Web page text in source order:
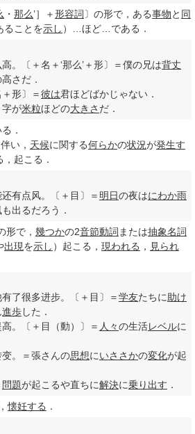
・ 那么’］＋形容詞〕の形で，ある事物と 同
ることを示し ）…ほど…である．
。〔＋名＋‘那么’＋形〕＝僕の兄は背丈
さだ．
形〕＝彼は君ほどばかじゃない．
字が米粒ほどの大きさ だ．
．
い， 天候に関する何らかの状況が発生す
起こる．
有点风。〔＋目〕＝ 明日の夜はにわか雨
出るだろう．
形で， 幾つかの2音節動詞 または抽象名詞
出現を示し ）起こる， 現われる ， 見られ
了很多进步。〔＋目〕＝学友たちに助け
進歩した．
。〔＋目（動）〕＝ 人々の生活レベルに
。＝張さんの思想にいささかの変化が起
問題が起こるや直ちに解決に乗り出す ．
懐妊する ．